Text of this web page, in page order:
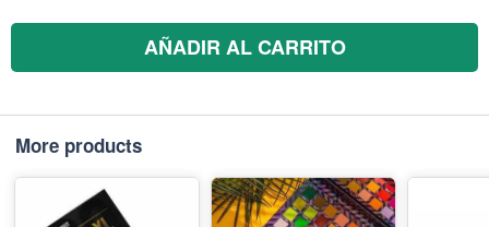
AÑADIR AL CARRITO
More products